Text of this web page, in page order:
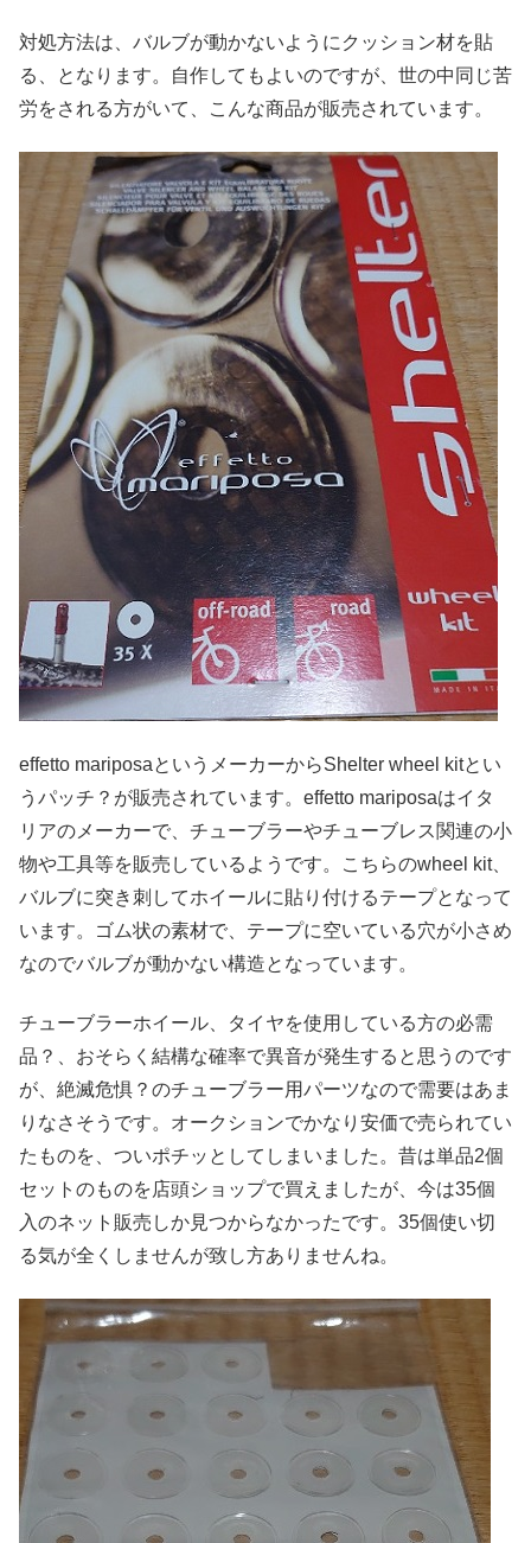
対処方法は、バルブが動かないようにクッション材を貼
る、となります。自作してもよいのですが、世の中同じ苦
労をされる方がいて、こんな商品が販売されています。
effetto mariposaというメーカーからShelter wheel kitとい
うパッチ？が販売されています。effetto mariposaはイタ
リアのメーカーで、チューブラーやチューブレス関連の小
物や工具等を販売しているようです。こちらのwheel kit、
バルブに突き刺してホイールに貼り付けるテープとなって
います。ゴム状の素材で、テープに空いている穴が小さめ
なのでバルブが動かない構造となっています。
チューブラーホイール、タイヤを使用している方の必需
品？、おそらく結構な確率で異音が発生すると思うのです
が、絶滅危惧？のチューブラー用パーツなので需要はあま
りなさそうです。オークションでかなり安価で売られてい
たものを、ついポチッとしてしまいました。昔は単品2個
セットのものを店頭ショップで買えましたが、今は35個
入のネット販売しか見つからなかったです。35個使い切
る気が全くしませんが致し方ありませんね。